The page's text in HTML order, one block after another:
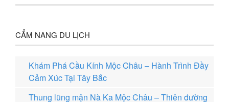
CẨM NANG DU LỊCH
Khám Phá Cầu Kính Mộc Châu – Hành Trình Đầy
Cảm Xúc Tại Tây Bắc
Thung lũng mận Nà Ka Mộc Châu – Thiên đường